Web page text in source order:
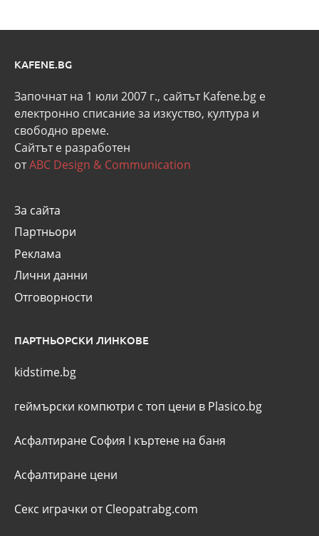
KAFENE.BG
Започнат на 1 юли 2007 г., сайтът Kafene.bg e
eлектронно списание за изкуство, култура и
свободно време.
Сайтът е разработен
отABC Design & Communication
За сайта
Партньори
Реклама
Лични данни
Отговорности
ПАРТНЬОРСКИ ЛИНКОВЕ
kidstime.bg
геймърски компютри с топ цени в Plasico.bg
Асфалтиране София I къртене на баня
Асфалтиране цени
Секс играчки от Cleopatrabg.com